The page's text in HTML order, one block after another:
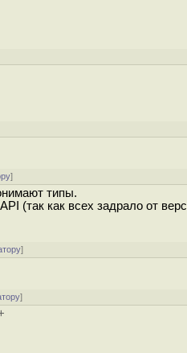
]
типы.
(так как всех задрало от
]
]